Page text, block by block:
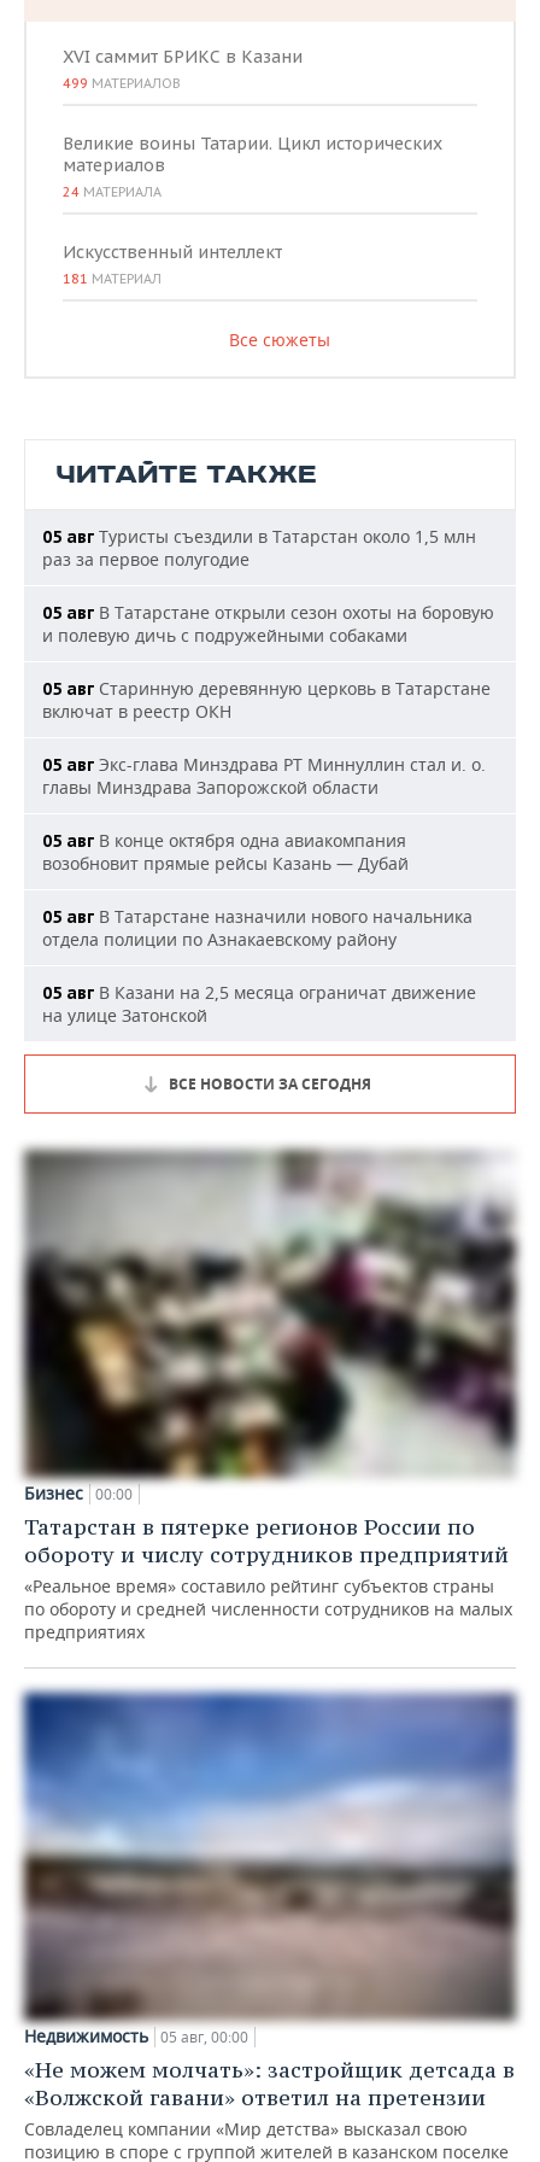
XVI саммит БРИКС в Казани
499 МАТЕРИАЛОВ
Великие воины Татарии. Цикл исторических
материалов
24 МАТЕРИАЛА
Искусственный интеллект
181 МАТЕРИАЛ
Все сюжеты
ЧИТАЙТЕ ТАКЖЕ
05 авг Туристы съездили в Татарстан около 1,5 млн
раз за первое полугодие
05 авг В Татарстане открыли сезон охоты на боровую
и полевую дичь с подружейными собаками
05 авг Старинную деревянную церковь в Татарстане
включат в реестр ОКН
05 авг Экс-глава Минздрава РТ Миннуллин стал и. о.
главы Минздрава Запорожской области
05 авг В конце октября одна авиакомпания
возобновит прямые рейсы Казань — Дубай
05 авг В Татарстане назначили нового начальника
отдела полиции по Азнакаевскому району
05 авг В Казани на 2,5 месяца ограничат движение
на улице Затонской
ВСЕ НОВОСТИ ЗА СЕГОДНЯ
Бизнес 00:00
Татарстан в пятерке регионов России по
обороту и числу сотрудников предприятий
«Реальное время» составило рейтинг субъектов страны
по обороту и средней численности сотрудников на малых
предприятиях
Недвижимость 05 авг, 00:00
«Не можем молчать»: застройщик детсада в
«Волжской гавани» ответил на претензии
Совладелец компании «Мир детства» высказал свою
позицию в споре с группой жителей в казанском поселке